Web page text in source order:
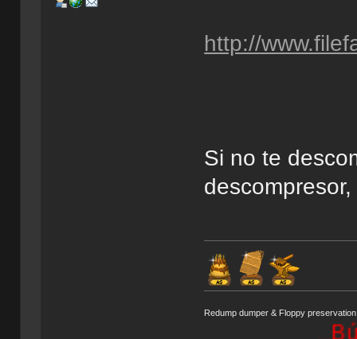
http://
Si no te
Redump dumper & Floppy preservation